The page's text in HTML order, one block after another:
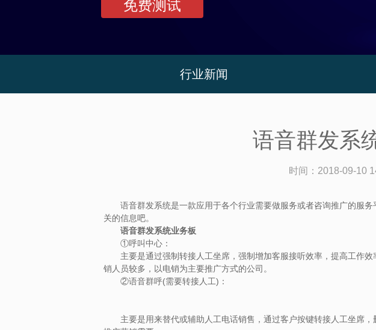
免费测试
行业新闻
语音群发系
时间： 2018-09-10
语音群发系统是一款应用于各个行业需要做服务或者咨询推广的服务
关的信息吧。
语音群发系统业务板
①呼叫中心：
主要是通过强制转接人工坐席，强制增加客服接听效率，提高工作效
销人员较多，以电销为主要推广方式的公司。
②语音群呼(需要转接人工)：
主要是用来替代或辅助人工电话销售，通过客户按键转接人工坐席，